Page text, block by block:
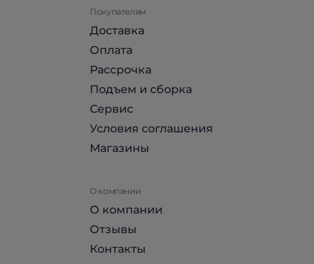
Покупателям
Доставка
Оплата
Рассрочка
Подъем и сборка
Сервис
Условия соглашения
Магазины
О компании
О компании
Отзывы
Контакты